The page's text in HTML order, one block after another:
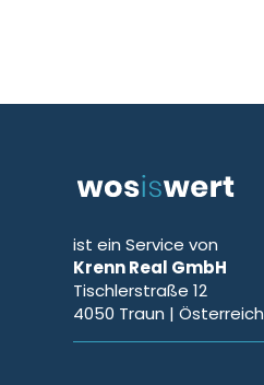
ist ein Service von
Krenn Real GmbH
Tischlerstraße 12
4050 Traun | Österreich